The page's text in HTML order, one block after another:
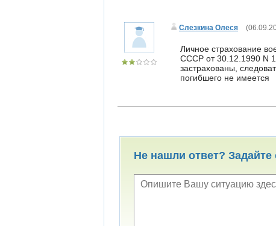
Слезкина Олеся (
Личное страхование
СССР от 30.12.1990 N
застрахованы,
погибшего не имеется
Не нашли ответ?